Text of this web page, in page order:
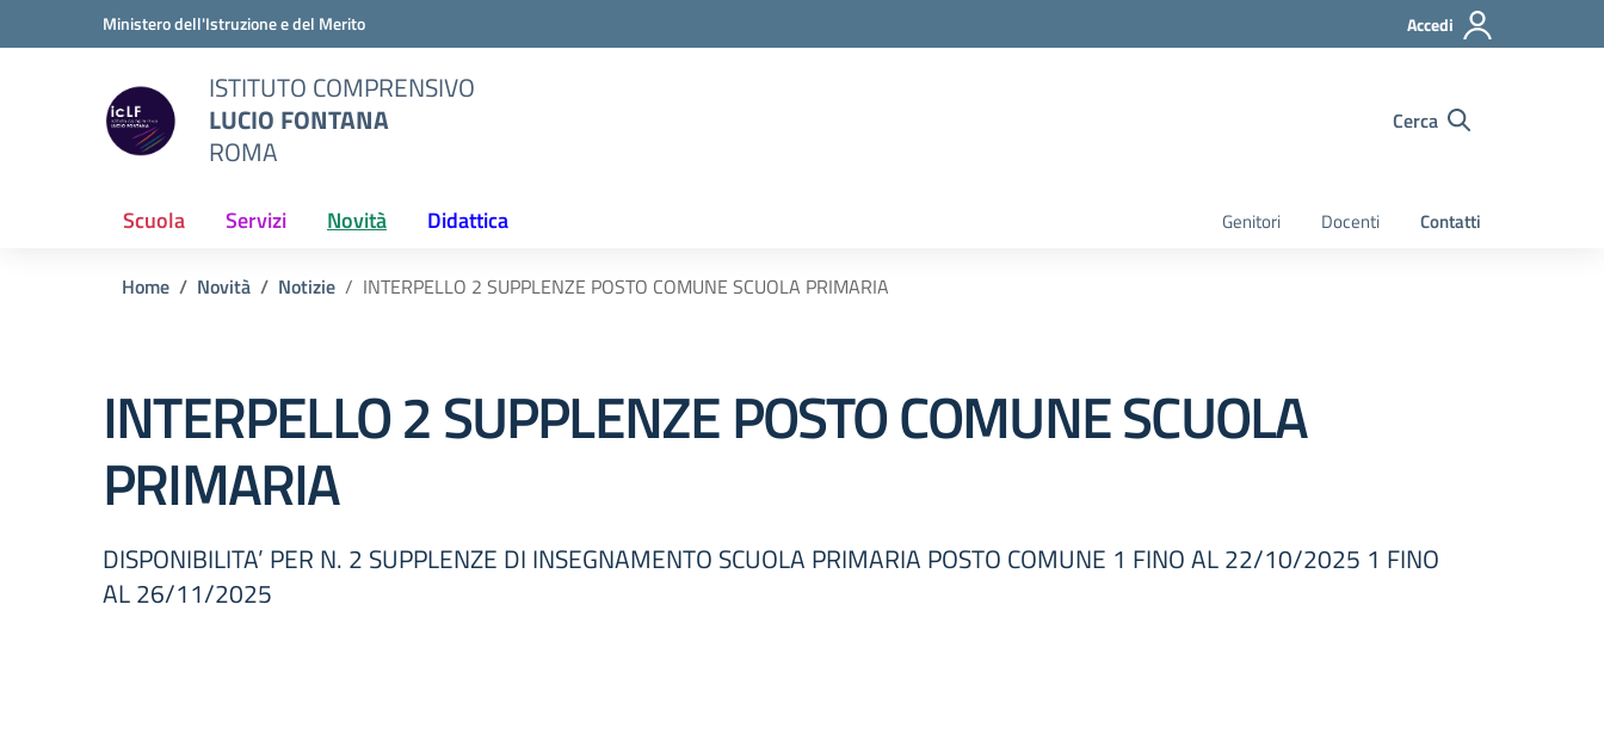
Vai ai contenuti
Vai al menu di navigazioneMinistero dell'Istruzione e del Merito Accedi
ISTITUTO COMPRENSIVO
LUCIO FONTANA
ROMA
Cerca
Scuola Servizi Novità Didattica Genitori Docenti Contatti
Home Novità Notizie INTERPELLO 2 SUPPLENZE POSTO COMUNE SCUOLA PRIMARIA
INTERPELLO 2 SUPPLENZE POSTO COMUNE SCUOLA
PRIMARIA
DISPONIBILITA’ PER N. 2 SUPPLENZE DI INSEGNAMENTO SCUOLA PRIMARIA POSTO COMUNE 1 FINO AL 22/10/2025 1 FINO
AL 26/11/2025